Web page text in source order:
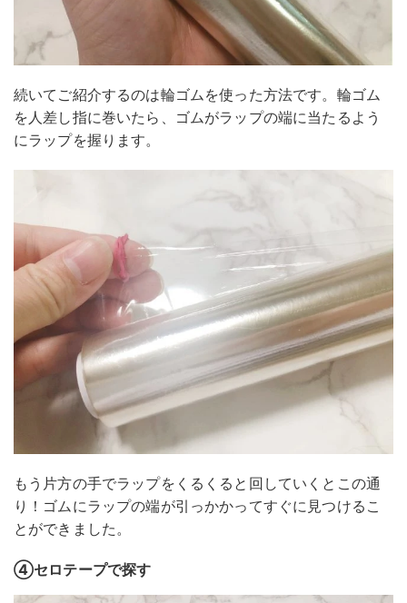
続いてご紹介するのは輪ゴムを使った方法です。輪ゴム
を人差し指に巻いたら、ゴムがラップの端に当たるよう
にラップを握ります。
もう片方の手でラップをくるくると回していくとこの通
り！ゴムにラップの端が引っかかってすぐに見つけるこ
とができました。
④セロテープで探す